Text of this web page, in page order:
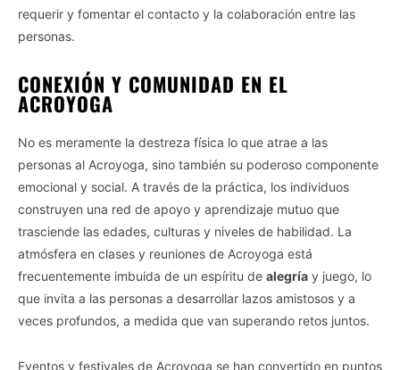
requerir y fomentar el contacto y la colaboración entre las
personas.
CONEXIÓN Y COMUNIDAD EN EL
ACROYOGA
No es meramente la destreza física lo que atrae a las
personas al Acroyoga, sino también su poderoso componente
emocional y social. A través de la práctica, los individuos
construyen una red de apoyo y aprendizaje mutuo que
trasciende las edades, culturas y niveles de habilidad. La
atmósfera en clases y reuniones de Acroyoga está
frecuentemente imbuida de un espíritu de alegría y juego, lo
que invita a las personas a desarrollar lazos amistosos y a
veces profundos, a medida que van superando retos juntos.
Eventos y festivales de Acroyoga se han convertido en puntos